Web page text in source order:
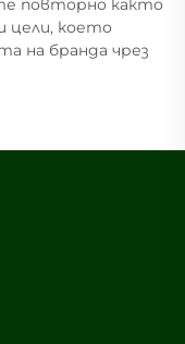
повторно както
цели, което
на бранда чрез